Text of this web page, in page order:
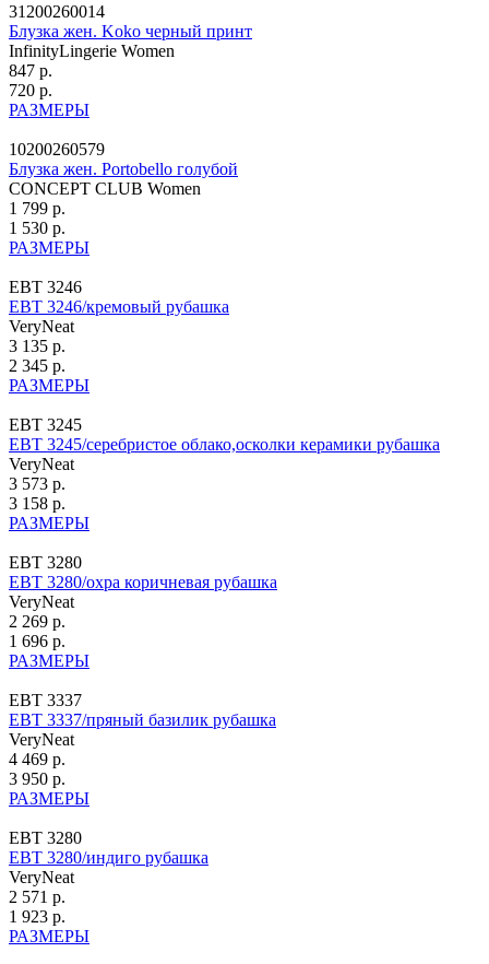
31200260014
Блузка жен. Koko черный принт
InfinityLingerie Women
847 р.
720 р.
РАЗМЕРЫ
10200260579
Блузка жен. Portobello голубой
CONCEPT CLUB Women
1 799 р.
1 530 р.
РАЗМЕРЫ
ЕВТ 3246
ЕВТ 3246/кремовый рубашка
VeryNeat
3 135 р.
2 345 р.
РАЗМЕРЫ
ЕВТ 3245
ЕВТ 3245/серебристое облако,осколки керамики рубашка
VeryNeat
3 573 р.
3 158 р.
РАЗМЕРЫ
ЕВТ 3280
ЕВТ 3280/охра коричневая рубашка
VeryNeat
2 269 р.
1 696 р.
РАЗМЕРЫ
ЕВТ 3337
ЕВТ 3337/пряный базилик рубашка
VeryNeat
4 469 р.
3 950 р.
РАЗМЕРЫ
ЕВТ 3280
ЕВТ 3280/индиго рубашка
VeryNeat
2 571 р.
1 923 р.
РАЗМЕРЫ